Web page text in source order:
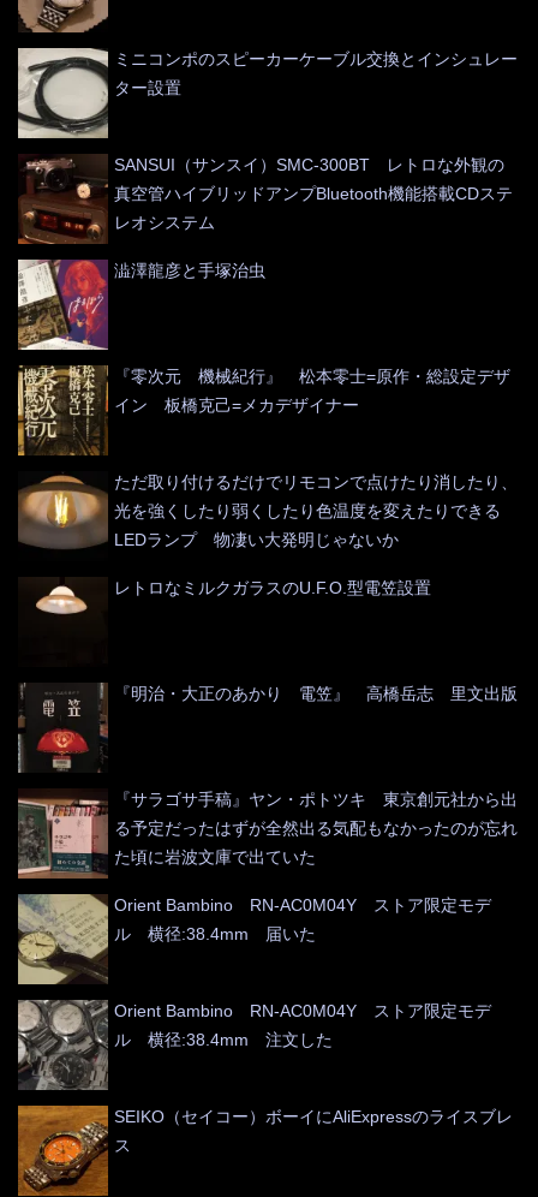
ミニコンポのスピーカーケーブル交換とインシュレー
ター設置
SANSUI（サンスイ）SMC-300BT レトロな外観の
真空管ハイブリッドアンプBluetooth機能搭載CDステ
レオシステム
澁澤龍彦と手塚治虫
『零次元 機械紀行』 松本零士=原作・総設定デザ
イン 板橋克己=メカデザイナー
ただ取り付けるだけでリモコンで点けたり消したり、
光を強くしたり弱くしたり色温度を変えたりできる
LEDランプ 物凄い大発明じゃないか
レトロなミルクガラスのU.F.O.型電笠設置
『明治・大正のあかり 電笠』 高橋岳志 里文出版
『サラゴサ手稿』ヤン・ポトツキ 東京創元社から出
る予定だったはずが全然出る気配もなかったのが忘れ
た頃に岩波文庫で出ていた
Orient Bambino RN-AC0M04Y ストア限定モデ
ル 横径:38.4mm 届いた
Orient Bambino RN-AC0M04Y ストア限定モデ
ル 横径:38.4mm 注文した
SEIKO（セイコー）ボーイにAliExpressのライスブレ
ス